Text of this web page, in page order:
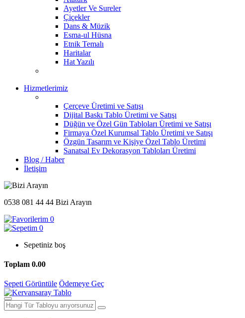
Ayetler Ve Sureler
Çiçekler
Dans & Müzik
Esma-ul Hüsna
Etnik Temalı
Haritalar
Hat Yazılı
Hizmetlerimiz
Çerçeve Üretimi ve Satışı
Dijital Baskı Tablo Üretimi ve Satışı
Düğün ve Özel Gün Tabloları Üretimi ve Satışı
Firmaya Özel Kurumsal Tablo Üretimi ve Satışı
Özgün Tasarım ve Kişiye Özel Tablo Üretimi
Sanatsal Ev Dekorasyon Tabloları Üretimi
Blog / Haber
İletişim
0538 081 44 44 Bizi Arayın
0
0
Sepetiniz boş
Toplam 0.00
Sepeti Görüntüle Ödemeye Geç